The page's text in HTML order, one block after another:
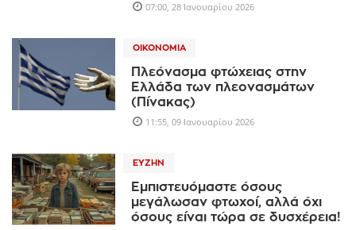
07:00, 28 Ιανουαρίου 2026
ΟΙΚΟΝΟΜΊΑ
Πλεόνασμα φτώχειας στην
Ελλάδα των πλεονασμάτων
(Πίνακας)
11:55, 09 Ιανουαρίου 2026
ΕΥΖΗΝ
Εμπιστευόμαστε όσους
μεγάλωσαν φτωχοί, αλλά όχι
όσους είναι τώρα σε δυσχέρεια!